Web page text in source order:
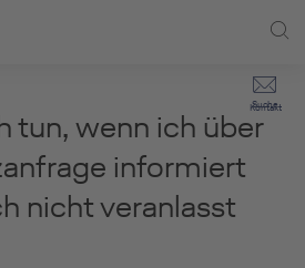
(Enter drücken)
(Enter drücken)
Kontakt
Suche
Karte
tun, wenn ich über
informiert
nicht veranlasst